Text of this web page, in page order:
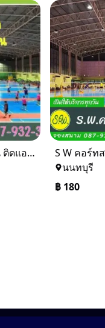
S W คอร์ทสนามแบดมินตัน ติดแอร์บางบัวทอง
S W คอร์ท
นนทบุรี
฿ 180